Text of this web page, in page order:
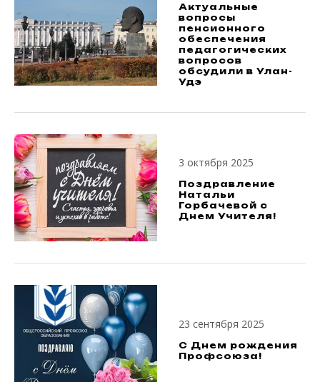
Актуальные
вопросы
пенсионного
обеспечения
педагогических
вопросов
обсудили в Улан-
Удэ
3 октября 2025
Поздравление
Натальи
Горбачевой с
Днем Учителя!
23 сентября 2025
С Днем рождения
Профсоюза!